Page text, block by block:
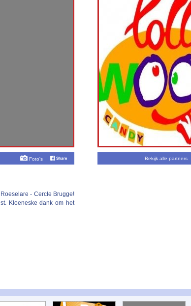
Foto's
- Cercle Brugge!
Kloeneske dank om het
Bekijk alle partners